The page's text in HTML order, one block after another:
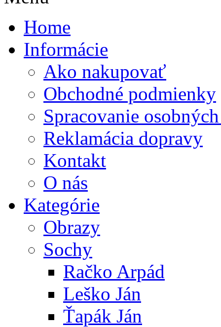
Home
Informácie
Ako nakupovať
Obchodné podmienky
Spracovanie
Reklamácia dopravy
Kontakt
O nás
Kategórie
Obrazy
Sochy
Račko Arpád
Leško Ján
Ťapák Ján